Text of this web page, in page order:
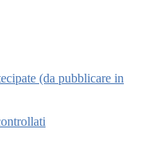
(da pubblicare in